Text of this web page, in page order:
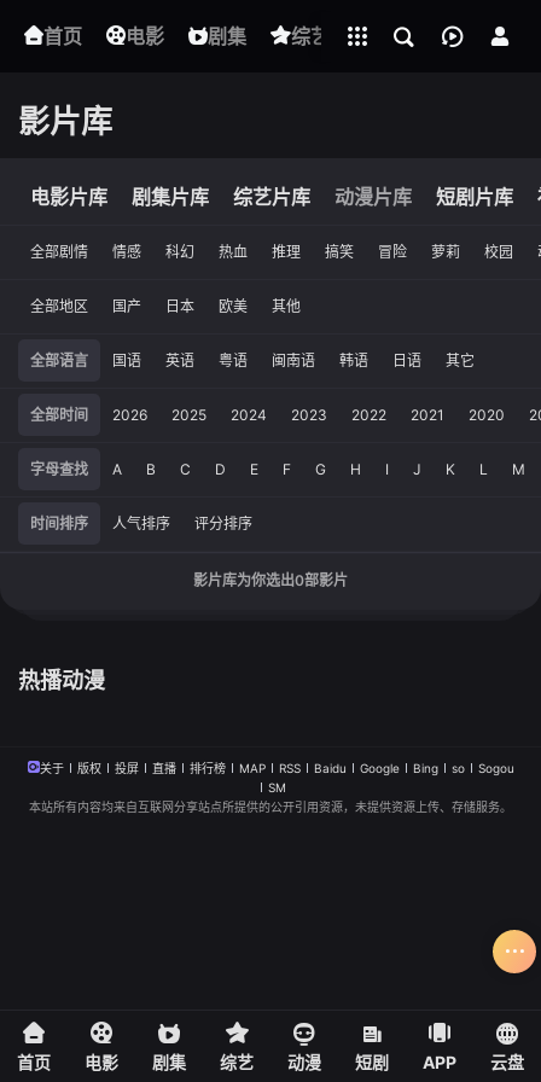
首页 电影 剧集 综艺 动漫 短剧
下载客户端
影片库
电影片库 剧集片库 综艺片库 动漫片库 短剧片库
全部剧情 情感 科幻 热血 推理 搞笑 冒险 萝莉 校园
全部地区 国产 日本 欧美 其他
全部语言 国语 英语 粤语 闽南语 韩语 日语 其它
全部时间 2026 2025 2024 2023 2022 2021 2020
字母查找 A B C D E F G H I J K L M
时间排序 人气排序 评分排序
影片库为你选出0部影片
热播动漫
关于 版权 投屏 直播 排行榜 MAP RSS Baidu Google Bing so
Sogou
SM
本站所有内容均来自互联网分享站点所提供的公开引用资源，未提供资源上传、存储服务。
首页 电影 剧集 综艺 动漫 短剧 APP 云盘